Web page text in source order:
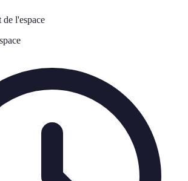
de l'espace